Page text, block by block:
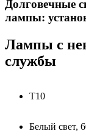
Долговечные
лампы:
Лампы с
службы
T10
Белый свет,